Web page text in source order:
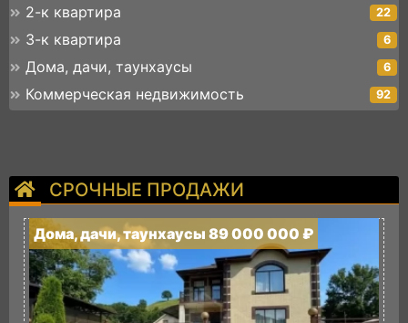
2-к квартира 22
3-к квартира 6
Дома, дачи, таунхаусы 6
Коммерческая недвижимость 92
СРОЧНЫЕ ПРОДАЖИ
Дома, дачи, таунхаусы 89 000 000 ₽